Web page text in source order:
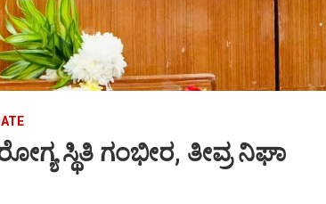
ಸ್ಥಿತಿ ಗಂಭೀರ, ತೀವ್ರ ನಿಘಾ